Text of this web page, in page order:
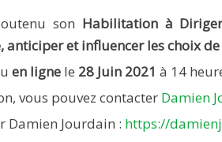
son Habilitation à
et influencer les choix
en ligne le 28 Juin 2021 à 14
vous pouvez contacter Damien
Damien Jourdain : https://